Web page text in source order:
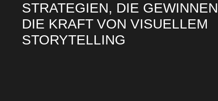
STRATEGIEN, DIE GEWINNEN
DIE KRAFT VON VISUELLEM
STORYTELLING